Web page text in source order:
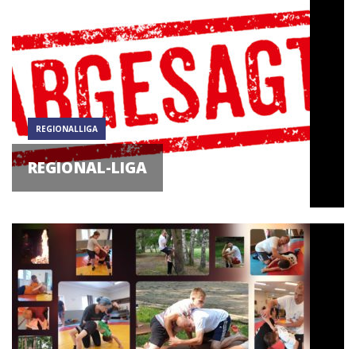
REGIONALLIGA
REGIONAL-LIGA